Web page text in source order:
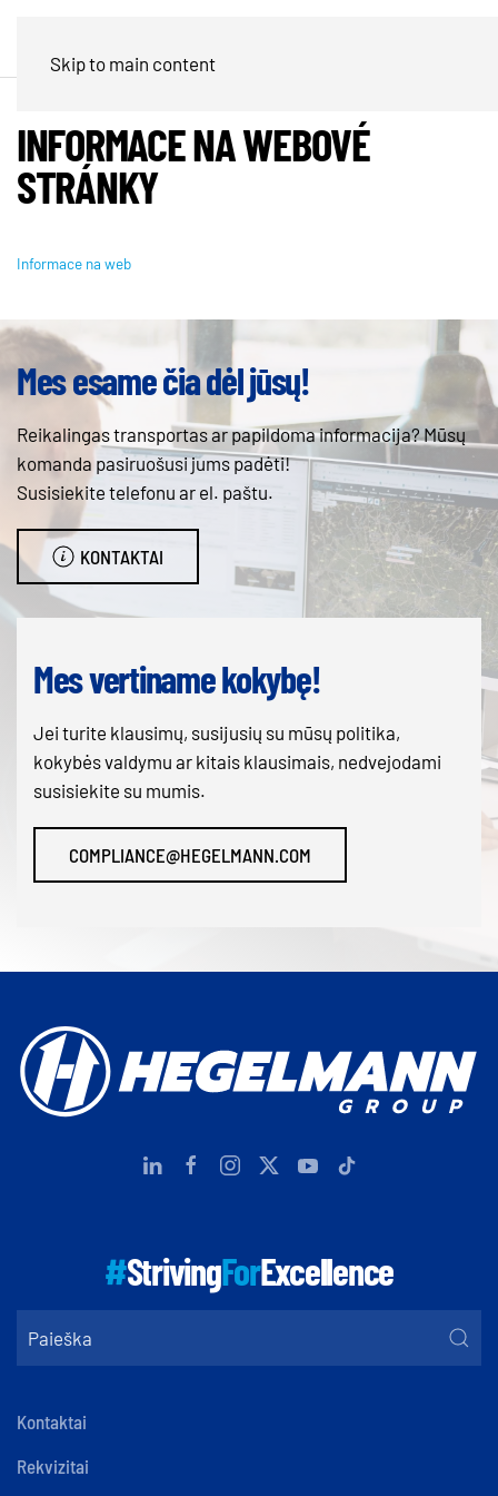
Skip to main content
INFORMACE NA WEBOVÉ
STRÁNKY
Informace na web
Mes esame čia dėl jūsų!
Reikalingas transportas ar papildoma informacija? Mūsų
komanda pasiruošusi jums padėti!
Susisiekite telefonu ar el. paštu.
KONTAKTAI
Mes vertiname kokybę!
Jei turite klausimų, susijusių su mūsų politika,
kokybės valdymu ar kitais klausimais, nedvejodami
susisiekite su mumis.
COMPLIANCE@HEGELMANN.COM
#StrivingForExcellence
Kontaktai
Rekvizitai